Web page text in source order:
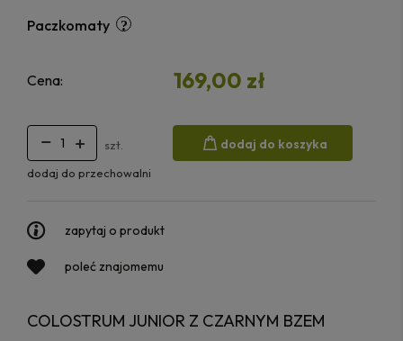
Paczkomaty
Cena: 169,00 zł
szt. dodaj do koszyka
dodaj do przechowalni
zapytaj o produkt
poleć znajomemu
COLOSTRUM JUNIOR Z CZARNYM BZEM